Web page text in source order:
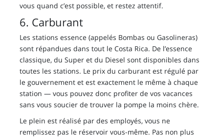
vous quand c’est possible, et restez attentif.
6. Carburant
Les stations essence (appelés Bombas ou Gasolineras)
sont répandues dans tout le Costa Rica. De l’essence
classique, du Super et du Diesel sont disponibles dans
toutes les stations. Le prix du carburant est régulé par
le gouvernement et est exactement le même à chaque
station — vous pouvez donc profiter de vos vacances
sans vous soucier de trouver la pompe la moins chère.
Le plein est réalisé par des employés, vous ne
remplissez pas le réservoir vous-même. Pas non plus